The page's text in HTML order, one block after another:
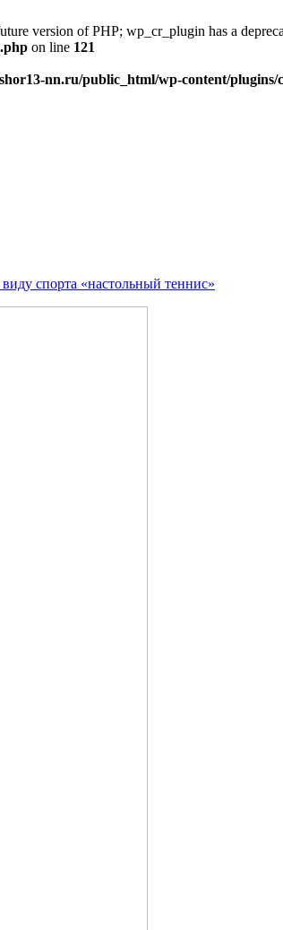
version of PHP; wp_cr_plugin has a
on line 121
nn.ru/public_html/wp-content/
спорта «настольный теннис»